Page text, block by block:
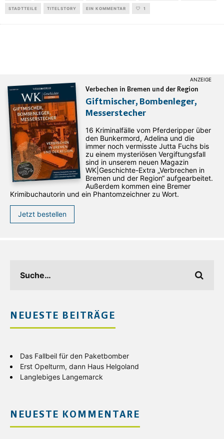
STADTTEILE TITELSTORY EIN KOMMENTAR 1
Verbechen in Bremen und der Region
Giftmischer, Bombenleger,
Messerstecher
16 Kriminalfälle vom Pferderipper über
den Bunkermord, Adelina und die
immer noch vermisste Jutta Fuchs bis
zu einem mysteriösen Vergiftungsfall
sind in unserem neuen Magazin
WK|Geschichte-Extra „Verbrechen in
Bremen und der Region“ aufgearbeitet.
Außerdem kommen eine Bremer
Krimibuchautorin und ein Phantomzeichner zu Wort.
Jetzt bestellen
NEUESTE BEITRÄGE
Das Fallbeil für den Paketbomber
Erst Opelturm, dann Haus Helgoland
Langlebiges Langemarck
NEUESTE KOMMENTARE